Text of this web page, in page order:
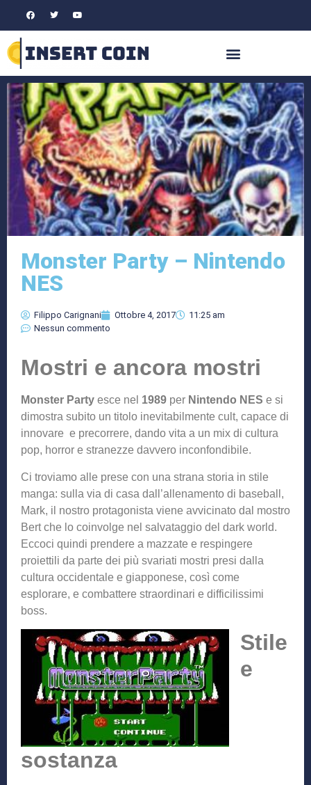
Monster Party – Nintendo
NES
Filippo Carignani Ottobre 4, 2017
11:25 am
Nessun commento
Mostri e ancora mostri
Monster Party esce nel 1989 per Nintendo NES e si
dimostra subito un titolo inevitabilmente cult, capace di
innovare e precorrere, dando vita a un mix di cultura
pop, horror e stranezze davvero inconfondibile.
Ci troviamo alle prese con una strana storia in stile
manga: sulla via di casa dall’allenamento di baseball,
Mark, il nostro protagonista viene avvicinato dal mostro
Bert che lo coinvolge nel salvataggio del dark world.
Eccoci quindi prendere a mazzate e respingere
proiettili da parte dei più svariati mostri presi dalla
cultura occidentale e giapponese, così come
esplorare, e combattere straordinari e difficilissimi
boss.
Stile
e
sostanza